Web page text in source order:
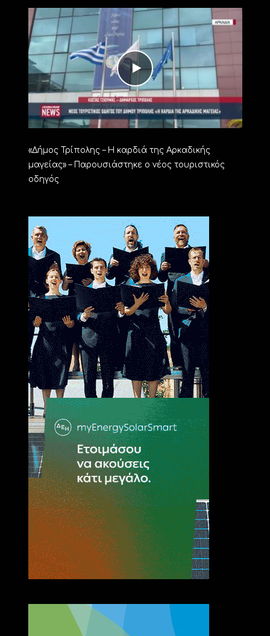
«Δήμος Τρίπολης – Η καρδιά της Αρκαδικής
μαγείας» – Παρουσιάστηκε ο νέος τουριστικός
οδηγός